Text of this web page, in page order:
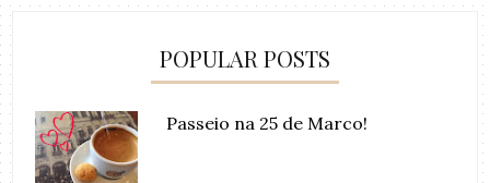
POPULAR POSTS
Passeio na 25 de Marco!